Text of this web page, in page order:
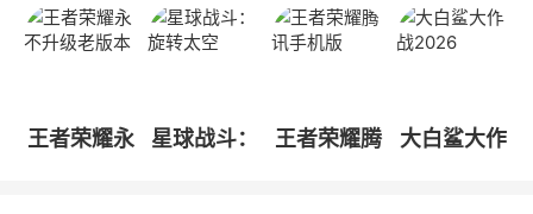
王者荣耀永
星球战斗：
王者荣耀腾
大白鲨大作